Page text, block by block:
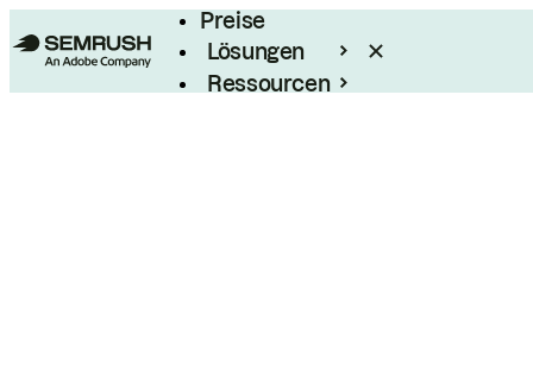
Preise
Lösungen
Ressourcen